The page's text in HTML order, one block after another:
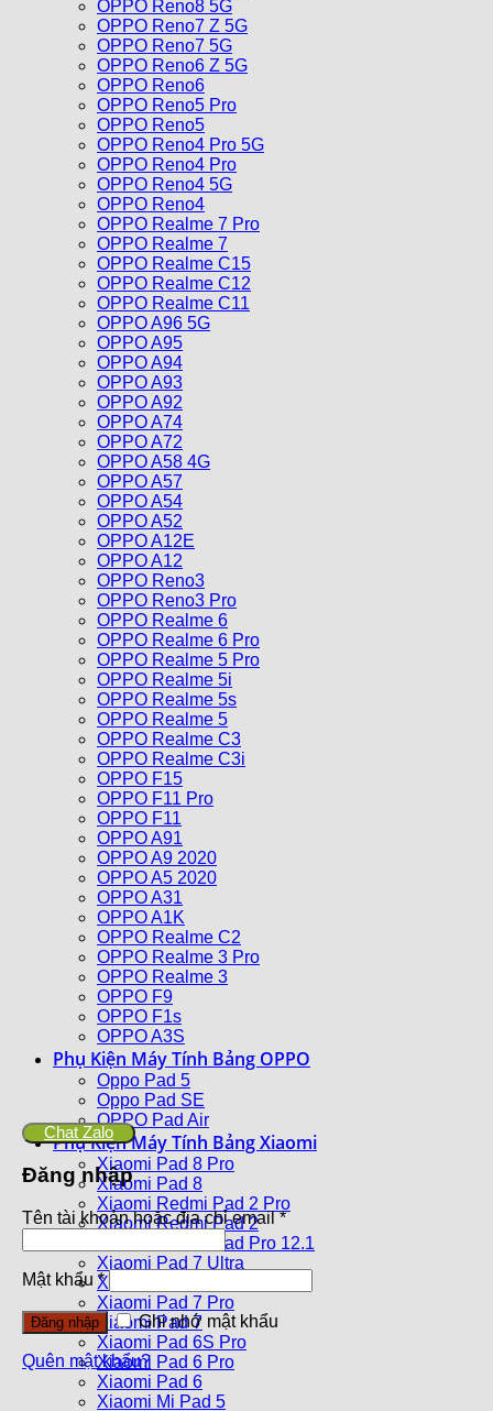
OPPO Reno8 5G
OPPO Reno7 Z 5G
OPPO Reno7 5G
OPPO Reno6 Z 5G
OPPO Reno6
OPPO Reno5 Pro
OPPO Reno5
OPPO Reno4 Pro 5G
OPPO Reno4 Pro
OPPO Reno4 5G
OPPO Reno4
OPPO Realme 7 Pro
OPPO Realme 7
OPPO Realme C15
OPPO Realme C12
OPPO Realme C11
OPPO A96 5G
OPPO A95
OPPO A94
OPPO A93
OPPO A92
OPPO A74
OPPO A72
OPPO A58 4G
OPPO A57
OPPO A54
OPPO A52
OPPO A12E
OPPO A12
OPPO Reno3
OPPO Reno3 Pro
OPPO Realme 6
OPPO Realme 6 Pro
OPPO Realme 5 Pro
OPPO Realme 5i
OPPO Realme 5s
OPPO Realme 5
OPPO Realme C3
OPPO Realme C3i
OPPO F15
OPPO F11 Pro
OPPO F11
OPPO A91
OPPO A9 2020
OPPO A5 2020
OPPO A31
OPPO A1K
OPPO Realme C2
OPPO Realme 3 Pro
OPPO Realme 3
OPPO F9
OPPO F1s
OPPO A3S
Phụ Kiện Máy Tính Bảng OPPO
Oppo Pad 5
Oppo Pad SE
OPPO Pad Air
Phụ Kiện Máy Tính Bảng Xiaomi
Xiaomi Pad 8 Pro
Xiaomi Pad 8
Xiaomi Redmi Pad 2 Pro
Xiaomi Redmi Pad 2
Xiaomi Redmi Pad Pro 12.1
Xiaomi Pad 7 Ultra
Xiaomi Pad 7S Pro
Xiaomi Pad 7 Pro
Xiaomi Pad 7
Xiaomi Pad 6S Pro
Xiaomi Pad 6 Pro
Xiaomi Pad 6
Xiaomi Mi Pad 5
Chat Zalo
Đăng nhập
Tên tài khoản hoặc địa chỉ email*
Mật khẩu *
Đăng nhập Ghi nhớ mật khẩu
Quên mật khẩu?